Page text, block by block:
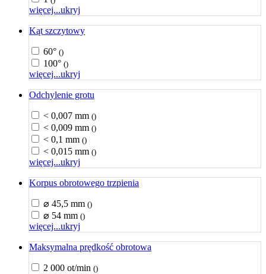
więcej...ukryj
Kąt szczytowy
60° ()
100° ()
więcej...ukryj
Odchylenie grotu
< 0,007 mm ()
< 0,009 mm ()
< 0,1 mm ()
< 0,015 mm ()
więcej...ukryj
Korpus obrotowego trzpienia
⌀ 45,5 mm ()
⌀ 54 mm ()
więcej...ukryj
Maksymalna prędkość obrotowa
2 000 ot/min ()